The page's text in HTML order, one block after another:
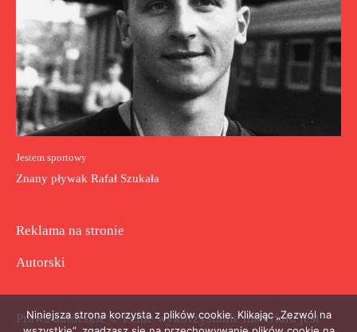
Jestem sportowy
Znany pływak Rafał Szukała
Reklama na stronie
Autorski
Prawa autorskie © Pełne wykorzystanie materiału jest
Niniejsza strona korzysta z plików cookie. Klikając „Zezwól na